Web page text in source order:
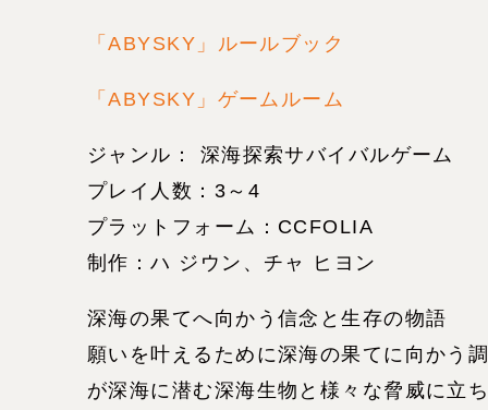
「ABYSKY」ルールブック
「ABYSKY」ゲームルーム
ジャンル： 深海探索サバイバルゲーム
プレイ人数：3～4
プラットフォーム：CCFOLIA
制作：ハ ジウン、チャ ヒヨン
深海の果てへ向かう信念と生存の物語
願いを叶えるために深海の果てに向かう
が深海に潜む深海生物と様々な脅威に立